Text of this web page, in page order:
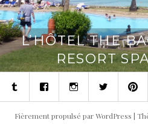
L’HÔTEL THE
RESORT
TumblrFacebookInstagramTwitter
Fièrement propulsé par WordPress |